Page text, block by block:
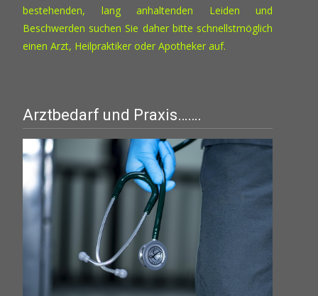
bestehenden, lang anhaltenden Leiden und
Beschwerden suchen Sie daher bitte schnellstmöglich
einen Arzt, Heilpraktiker oder Apotheker auf.
Arztbedarf und Praxis…….